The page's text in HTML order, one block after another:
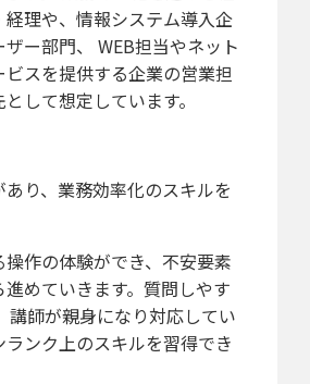
経理や、情報システム導入企
ー部門、 WEB担当やネット
ビスを提供する企業の営業担
して想定しています。
り、業務効率化のスキルを
作の体験ができ、不安要素
めていきます。質問しやす
講師が親身になり対応してい
ランク上のスキルを習得でき